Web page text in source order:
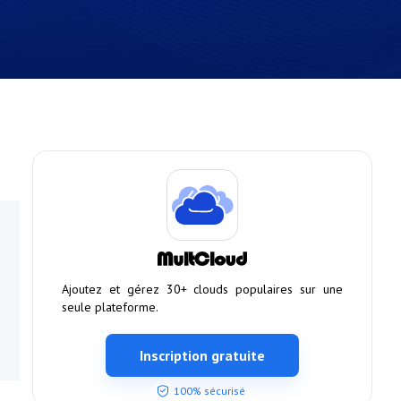
Ajoutez et gérez 30+ clouds populaires sur une
seule plateforme.
Inscription gratuite
100% sécurisé